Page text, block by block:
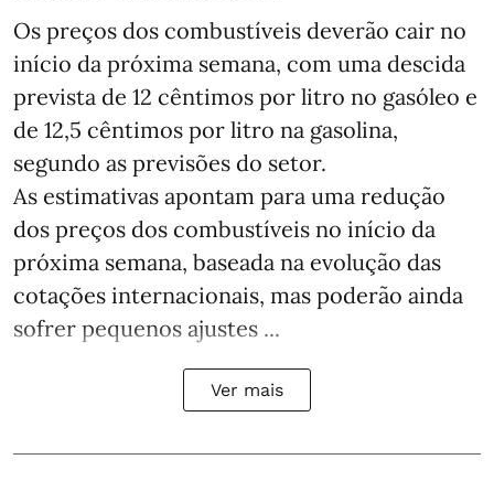
Os preços dos combustíveis deverão cair no
início da próxima semana, com uma descida
prevista de 12 cêntimos por litro no gasóleo e
de 12,5 cêntimos por litro na gasolina,
segundo as previsões do setor.
As estimativas apontam para uma redução
dos preços dos combustíveis no início da
próxima semana, baseada na evolução das
cotações internacionais, mas poderão ainda
sofrer pequenos ajustes ...
Ver mais